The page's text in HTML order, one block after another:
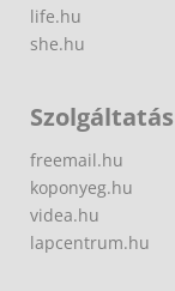
life.hu
she.hu
Szolgáltatás
freemail.hu
koponyeg.hu
videa.hu
lapcentrum.hu